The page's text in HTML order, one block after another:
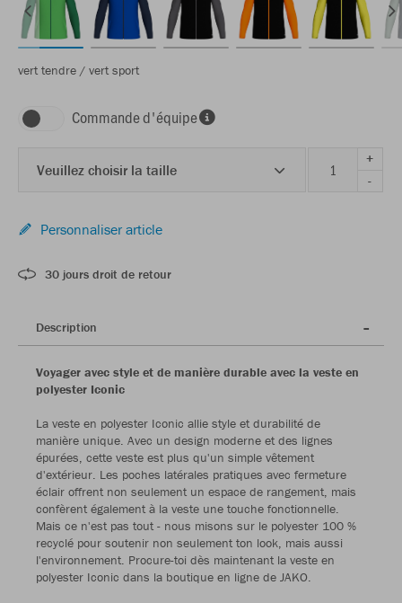
vert tendre / vert sport
Commande d'équipe
Veuillez choisir la taille
+
-
Personnaliser article
30 jours droit de retour
Description
Voyager avec style et de manière durable avec la veste en
polyester Iconic
La veste en polyester Iconic allie style et durabilité de
manière unique. Avec un design moderne et des lignes
épurées, cette veste est plus qu'un simple vêtement
d'extérieur. Les poches latérales pratiques avec fermeture
éclair offrent non seulement un espace de rangement, mais
confèrent également à la veste une touche fonctionnelle.
Mais ce n'est pas tout - nous misons sur le polyester 100 %
recyclé pour soutenir non seulement ton look, mais aussi
l'environnement. Procure-toi dès maintenant la veste en
polyester Iconic dans la boutique en ligne de JAKO.